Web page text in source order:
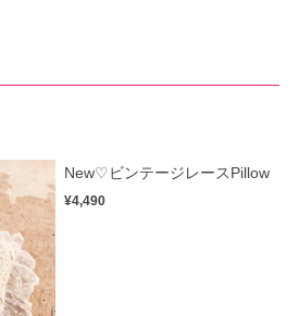
New♡ビンテージレースPillow
¥4,490